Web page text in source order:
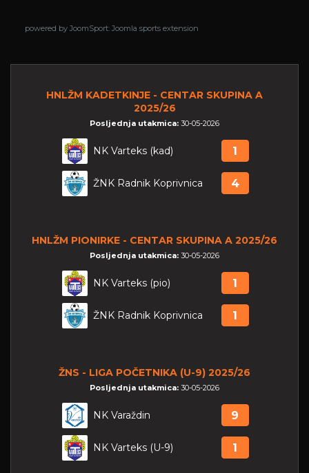
powered by JoomSport: Joomla sports extension
HNLŽM KADETKINJE - CENTAR SKUPINA A
2025/26
Posljednja utakmica: 30-05-2026
NK Varteks (kad) 1
ŽNK Radnik Koprivnica 4
HNLŽM PIONIRKE - CENTAR SKUPINA A 2025/26
Posljednja utakmica: 30-05-2026
NK Varteks (pio) 1
ŽNK Radnik Koprivnica 1
ŽNS - LIGA POČETNIKA (U-9) 2025/26
Posljednja utakmica: 30-05-2026
NK Varaždin 9
NK Varteks (U-9) 1